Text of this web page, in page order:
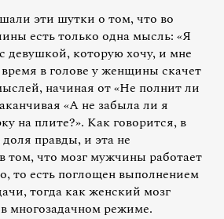
эти шутки о том, что во
есть только одна мысль: «Я
девушкой, которую хочу, и мне
в голове у женщины скачет
начиная от «Не полнит ли
«А не забыла ли я
на плите?». Как говорится, в
правды, и эта не
том, что мозг мужчины работает
то есть поглощен выполнением
тогда как женский мозг
многозадачном режиме.